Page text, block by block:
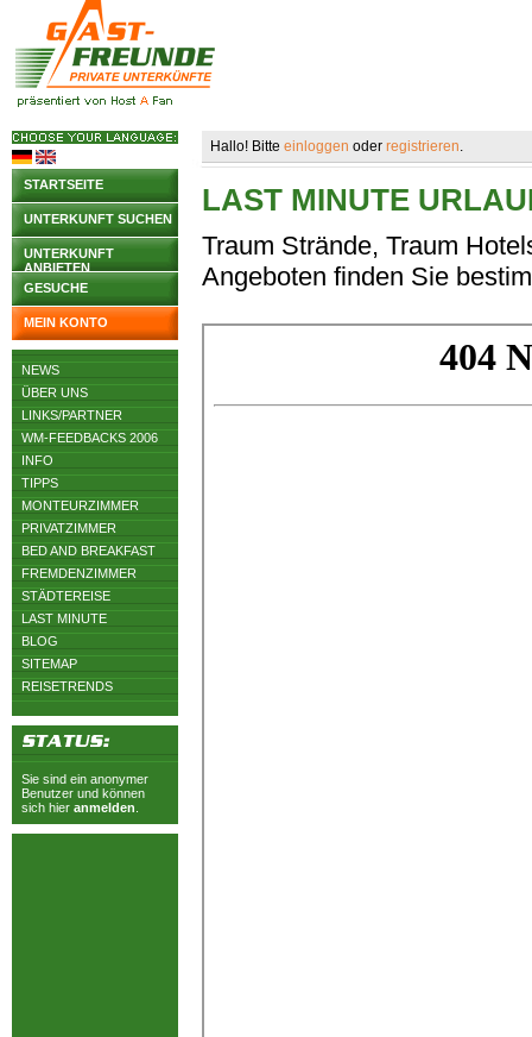
STARTSEITE
UNTERKUNFT SUCHEN
UNTERKUNFT
ANBIETEN
GESUCHE
MEIN KONTO
NEWS
ÜBER UNS
LINKS/PARTNER
WM-FEEDBACKS 2006
INFO
TIPPS
MONTEURZIMMER
PRIVATZIMMER
BED AND BREAKFAST
FREMDENZIMMER
STÄDTEREISE
LAST MINUTE
BLOG
SITEMAP
REISETRENDS
Sie sind ein anonymer
Benutzer und können
sich hier anmelden
Hallo! Bitte einloggen oder registrieren.
LAST MINUTE
Traum Strände, Traum
Angeboten finden Sie